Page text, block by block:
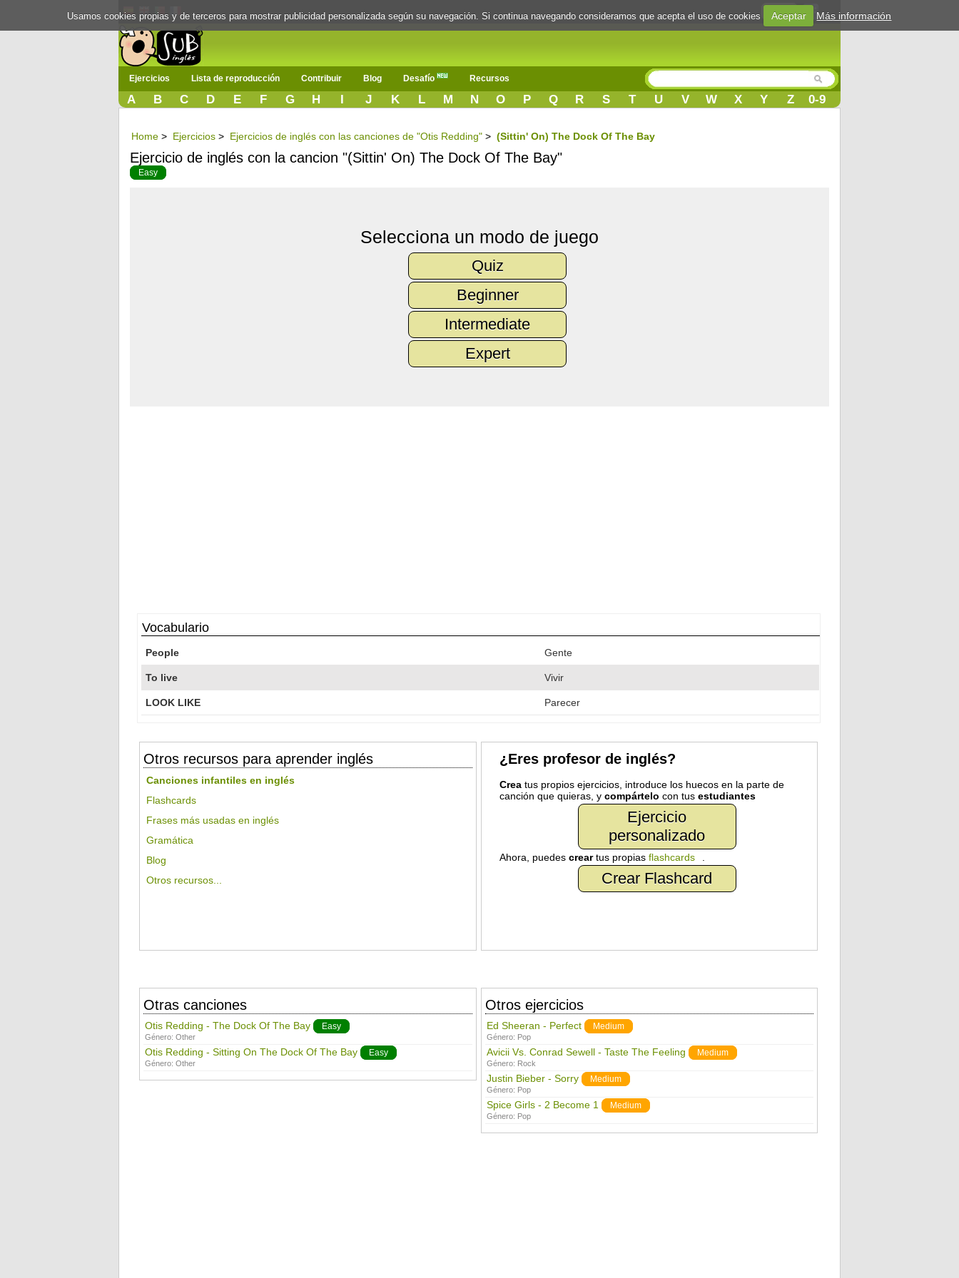
Login
Ejercicios Lista de reproducción Contribuir Blog Desafío Recursos
A B C D E F G H I J K L M N O P Q R S T U V W X Y Z 0-9
Home > Ejercicios > Ejercicios de inglés con las canciones de "Otis Redding" > (Sittin' On) The Dock Of The Bay
Ejercicio de inglés con la cancion "(Sittin' On) The Dock Of The Bay"
Easy
Selecciona un modo de juego
Quiz
Beginner
Intermediate
Expert
Vocabulario
People Gente
To live Vivir
LOOK LIKE Parecer
Otros recursos para aprender inglés
Canciones infantiles en inglés
Flashcards
Frases más usadas en inglés
Gramática
Blog
Otros recursos...
¿Eres profesor de inglés?
Creatus propios ejercicios, introduce los huecos en la parte de
canción que quieras, y compártelo con tus estudiantes
Ejercicio
personalizado
Ahora, puedes creartus propias flashcards
Crear Flashcard
Otras canciones
Otis Redding - The Dock Of The Bay Easy
Género: Other
Otis Redding - Sitting On The Dock Of The Bay Easy
Género: Other
Otros ejercicios
Ed Sheeran - Perfect Medium
Género: Pop
Avicii Vs. Conrad Sewell - Taste The Feeling Medium
Género: Rock
Justin Bieber - Sorry Medium
Género: Pop
Spice Girls - 2 Become 1 Medium
Género: Pop
Usamos cookies propias y de terceros para mostrar publicidad personalizada según su navegación. Si continua navegando consideramos que acepta el uso de cookies Aceptar Más información